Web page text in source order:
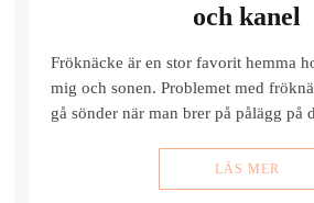
och kanel
Fröknäcke är en stor favorit hemma
mig och sonen. Problemet med
gå sönder när man brer på pålägg
LÄS MER